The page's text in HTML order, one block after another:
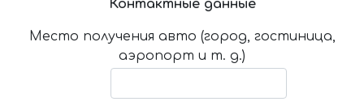
Контактные данные
Место получения авто (город, гостиница,
аэропорт и т. д.)